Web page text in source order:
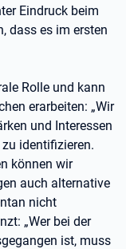
Eindruck beim
dass es im ersten
Rolle und kann
erarbeiten: „Wir
und Interessen
identifizieren.
können wir
auch alternative
nicht
„Wer bei der
ist, muss